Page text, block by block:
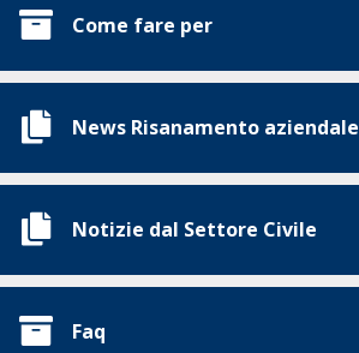
Come fare per
News Risanamento aziendale
Notizie dal Settore Civile
Faq